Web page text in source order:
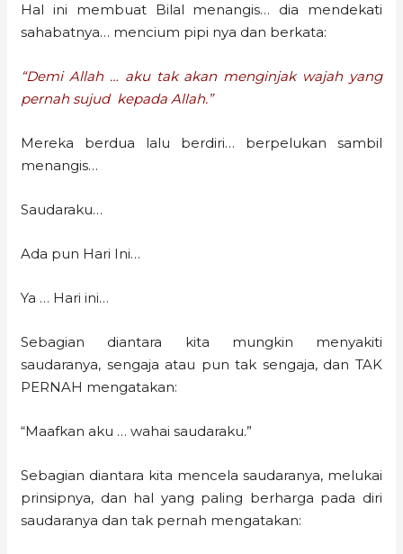
Hal ini membuat Bilal menangis… dia mendekati
sahabatnya… mencium pipi nya dan berkata:
“Demi Allah … aku tak akan menginjak wajah yang
pernah sujud kepada Allah.”
Mereka berdua lalu berdiri… berpelukan sambil
menangis…
Saudaraku…
Ada pun Hari Ini…
Ya … Hari ini…
Sebagian diantara kita mungkin menyakiti
saudaranya, sengaja atau pun tak sengaja, dan TAK
PERNAH mengatakan:
“Maafkan aku … wahai saudaraku.”
Sebagian diantara kita mencela saudaranya, melukai
prinsipnya, dan hal yang paling berharga pada diri
saudaranya dan tak pernah mengatakan: